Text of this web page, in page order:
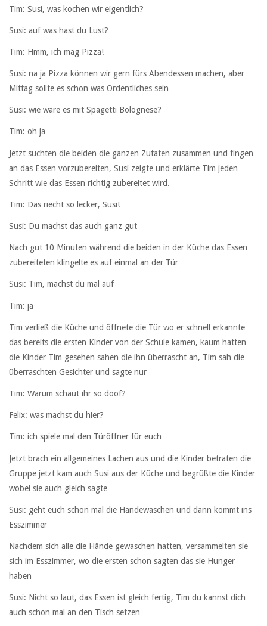
Tim: Susi, was kochen wir eigentlich?
Susi: auf was hast du Lust?
Tim: Hmm, ich mag Pizza!
Susi: na ja Pizza können wir gern fürs Abendessen machen, aber
Mittag sollte es schon was Ordentliches sein
Susi: wie wäre es mit Spagetti Bolognese?
Tim: oh ja
Jetzt suchten die beiden die ganzen Zutaten zusammen und fingen
an das Essen vorzubereiten, Susi zeigte und erklärte Tim jeden
Schritt wie das Essen richtig zubereitet wird.
Tim: Das riecht so lecker, Susi!
Susi: Du machst das auch ganz gut
Nach gut 10 Minuten während die beiden in der Küche das Essen
zubereiteten klingelte es auf einmal an der Tür
Susi: Tim, machst du mal auf
Tim: ja
Tim verließ die Küche und öffnete die Tür wo er schnell erkannte
das bereits die ersten Kinder von der Schule kamen, kaum hatten
die Kinder Tim gesehen sahen die ihn überrascht an, Tim sah die
überraschten Gesichter und sagte nur
Tim: Warum schaut ihr so doof?
Felix: was machst du hier?
Tim: ich spiele mal den Türöffner für euch
Jetzt brach ein allgemeines Lachen aus und die Kinder betraten die
Gruppe jetzt kam auch Susi aus der Küche und begrüßte die Kinder
wobei sie auch gleich sagte
Susi: geht euch schon mal die Händewaschen und dann kommt ins
Esszimmer
Nachdem sich alle die Hände gewaschen hatten, versammelten sie
sich im Esszimmer, wo die ersten schon sagten das sie Hunger
haben
Susi: Nicht so laut, das Essen ist gleich fertig, Tim du kannst dich
auch schon mal an den Tisch setzen